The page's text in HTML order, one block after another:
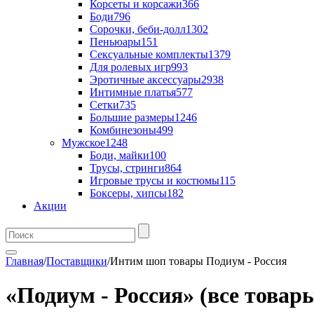
Корсеты и корсажи366
Боди796
Сорочки, беби-долл1302
Пеньюары151
Сексуальные комплекты1379
Для ролевых игр993
Эротичные аксессуары2938
Интимные платья577
Сетки735
Большие размеры1246
Комбинезоны499
Мужское1248
Боди, майки100
Трусы, стринги864
Игровые трусы и костюмы115
Боксеры, хипсы182
Акции
Главная/Поставщики/Интим шоп товары Подиум - Россия
«Подиум - Россия» (все